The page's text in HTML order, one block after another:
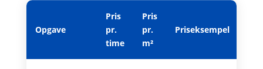
Opgave
Pris
pr.
time
Pris
pr.
m²
Priseksempel